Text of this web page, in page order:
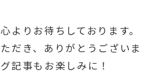
よりお待ちしております。
だき、ありがとうございま
記事もお楽しみに！